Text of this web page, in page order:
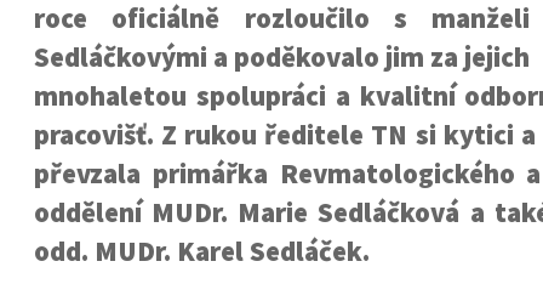
roce oficiálně rozloučilo s manželi
Sedláčkovými a poděkovalo jim za jejich
mnohaletou spolupráci a kvalitní
pracovišť. Z rukou ředitele TN si kytici
převzala primářka Revmatologického
oddělení MUDr. Marie Sedláčková a
odd. MUDr. Karel Sedláček.